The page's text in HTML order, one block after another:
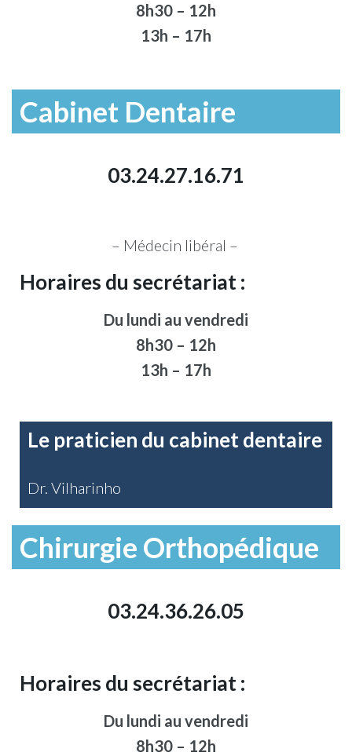
8h30 – 12h
13h – 17h
Cabinet Dentaire
03.24.27.16.71
– Médecin libéral –
Horaires du secrétariat :
Du lundi au vendredi
8h30 – 12h
13h – 17h
Le praticien du cabinet dentaire
Dr. Vilharinho
Chirurgie Orthopédique
03.24.36.26.05
Horaires du secrétariat :
Du lundi au vendredi
8h30 – 12h